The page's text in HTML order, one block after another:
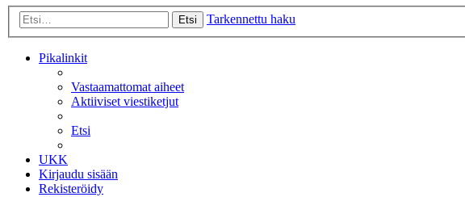
Etsi Tarkennettu haku
Pikalinkit
Vastaamattomat aiheet
Aktiiviset viestiketjut
Etsi
UKK
Kirjaudu sisään
Rekisteröidy